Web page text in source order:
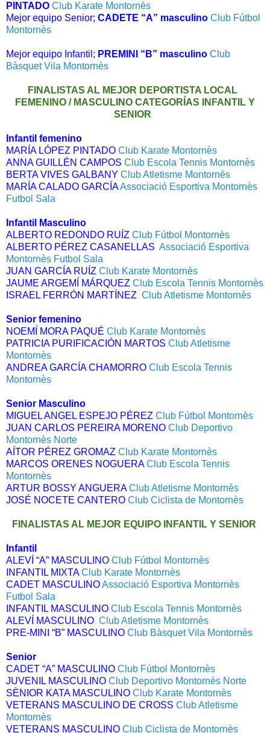
PINTADO Club Karate Montornès
Mejor equipo Senior; CADETE “A” masculino Club Fútbol
Montornès
Mejor equipo Infantil; PREMINI “B” masculino Club
Bàsquet Vila Montornès
FINALISTAS AL MEJOR DEPORTISTA LOCAL
FEMENINO / MASCULINO CATEGORÍAS INFANTIL Y
SENIOR
Infantil femenino
MARÍA LÓPEZ PINTADO Club Karate Montornès
ANNA GUILLÉN CAMPOS Club Escola Tennis Montornès
BERTA VIVES GALBANY Club Atletisme Montornès
MARÍA CALADO GARCÍAAssociació Esportiva Montornès
Futbol Sala
Infantil Masculino
ALBERTO REDONDO RUÍZ Club Fútbol Montornès
ALBERTO PÉREZ CASANELLAS Associació Esportiva
Montornès Futbol Sala
JUAN GARCÍA RUÍZ Club Karate Montornès
JAUME ARGEMÍ MÁRQUEZ Club Escola Tennis Montornès
ISRAEL FERRÓN MARTÍNEZ Club Atletisme Montornès
Senior femenino
NOEMÍ MORA PAQUÉ Club Karate Montornès
PATRICIA PURIFICACIÓN MARTOS Club Atletisme
Montornès
ANDREA GARCÍA CHAMORRO Club Escola Tennis
Montornès
Senior Masculino
MIGUEL ANGEL ESPEJO PÉREZ Club Fútbol Montornès
JUAN CARLOS PEREIRA MORENO Club Deportivo
Montornès Norte
AÍTOR PÉREZ GROMAZ Club Karate Montornès
MARCOS ORENES NOGUERA Club Escola Tennis
Montornès
ARTUR BOSSY ANGUERA Club Atletisme Montornès
JOSÉ NOCETE CANTERO Club Ciclista de Montornès
FINALISTAS AL MEJOR EQUIPO INFANTIL Y SENIOR
Infantil
ALEVÍ “A” MASCULINO Club Fútbol Montornès
INFANTIL MIXTA Club Karate Montornès
CADET MASCULINOAssociació Esportiva Montornès
Futbol Sala
INFANTIL MASCULINO Club Escola Tennis Montornès
ALEVÍ MASCULINO Club Atletisme Montornès
PRE-MINI “B” MASCULINO Club Bàsquet Vila Montornès
Senior
CADET “A” MASCULINO Club Fútbol Montornès
JUVENIL MASCULINO Club Deportivo Montornès Norte
SÈNIOR KATA MASCULINO Club Karate Montornès
VETERANS MASCULINO DE CROSS Club Atletisme
Montornès
VETERANS MASCULINO Club Ciclista de Montornès